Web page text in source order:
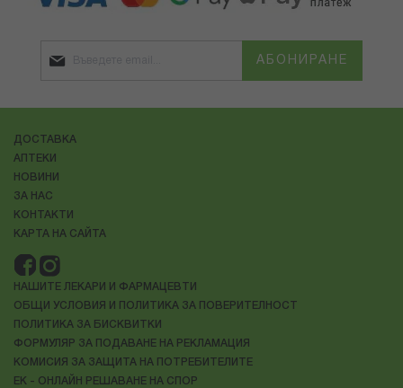
АБОНИРАНЕ
ДОСТАВКА
АПТЕКИ
НОВИНИ
ЗА НАС
КОНТАКТИ
КАРТА НА САЙТА
НАШИТЕ ЛЕКАРИ И ФАРМАЦЕВТИ
ОБЩИ УСЛОВИЯ И ПОЛИТИКА ЗА ПОВЕРИТЕЛНОСТ
ПОЛИТИКА ЗА БИСКВИТКИ
ФОРМУЛЯР ЗА ПОДАВАНЕ НА РЕКЛАМАЦИЯ
КОМИСИЯ ЗА ЗАЩИТА НА ПОТРЕБИТЕЛИТЕ
ЕК - ОНЛАЙН РЕШАВАНЕ НА СПОР